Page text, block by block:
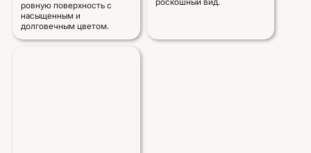
ровную поверхность с
насыщенным и
долговечным цветом.